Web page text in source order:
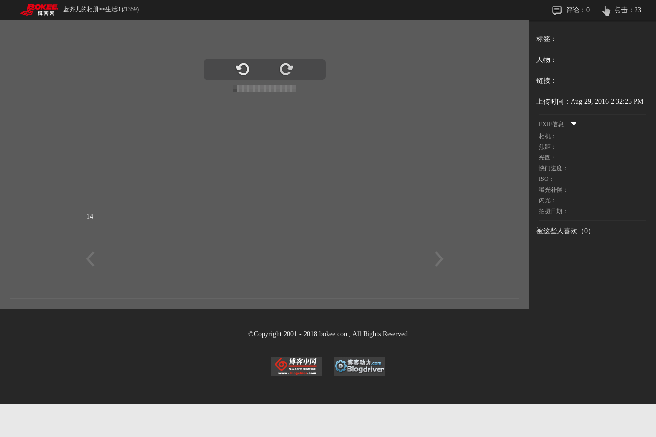
蓝齐儿的相册>>生活3 (/1359) 点击： 23
评论： 0
标签：
人物：
链接：
上传时间： Aug 29, 2016 2:32:25 PM
EXIF信息
相机：
焦距：
光圈：
快门速度：
ISO：
曝光补偿：
闪光：
拍摄日期：
被这些人喜欢（0）
14
©Copyright 2001 - 2018 bokee.com, All Rights Reserved